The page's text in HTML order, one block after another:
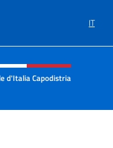
IT
e menù
d'Italia Capodistria